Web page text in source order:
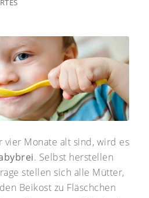
vier Monate alt sind, wird es
. Selbst herstellen
stellen sich alle Mütter,
Beikost zu Fläschchen